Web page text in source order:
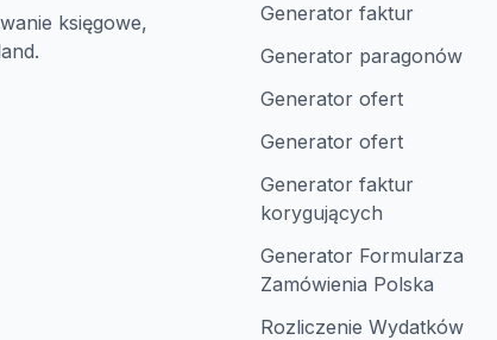
księgowe,
Generator faktur
Generator paragonów
Generator ofert
Generator ofert
Generator faktur
korygujących
Generator Formularza
Zamówienia Polska
Rozliczenie Wydatków